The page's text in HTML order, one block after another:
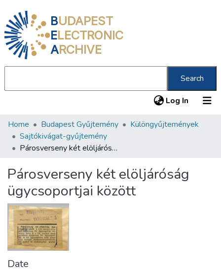
BUDAPEST
ELECTRONIC
ARCHIVE
Search
Log In (current)
Communities & Collections
All of DSpace
About us
Home Budapest Gyűjtemény
Különgyűjtemények
Sajtókivágat-gyűjtemény
Párosverseny két elöljáróság ügycsoportjai között
Párosverseny két elöljáróság
ügycsoportjai között
Date